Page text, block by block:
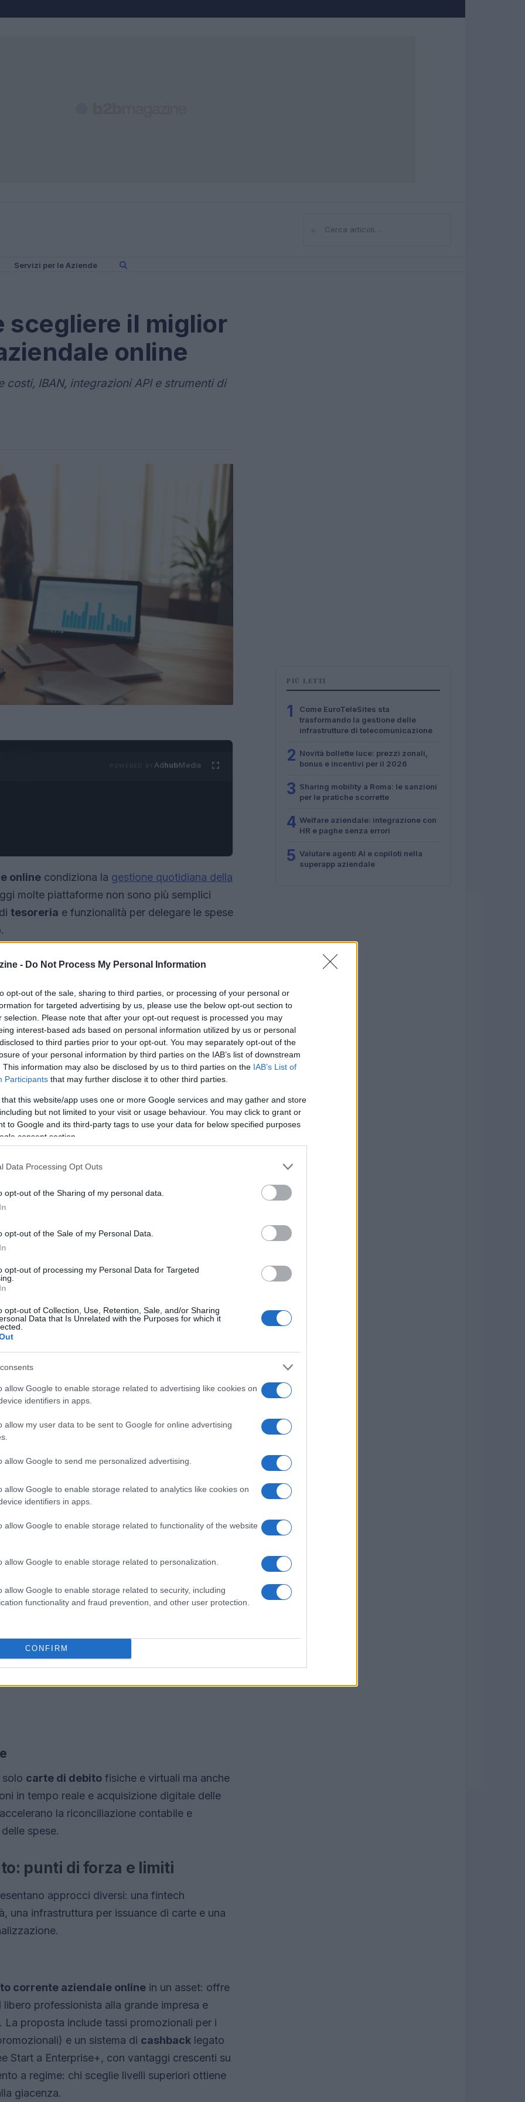
- Do Not Process My Personal Information
opt-out of the sale, sharing to third parties, or processing of your personal or
for targeted advertising by us, please use the below opt-out section to
selection. Please note that after your opt-out request is processed you may
interest-based ads based on personal information utilized by us or personal
to third parties prior to your opt-out. You may separately opt-out of the
of your personal information by third parties on the IAB’s list of downstream
This information may also be disclosed by us to third parties on the IAB’s List of
Participants that may further disclose it to other third parties.
that this website/app uses one or more Google services and may gather and store
but not limited to your visit or usage behaviour. You may click to grant or
to Google and its third-party tags to use your data for below specified purposes
consent section.
Data Processing Opt Outs
opt-out of the Sharing of my personal data.
opt-out of the Sale of my Personal Data.
opt-out of processing my Personal Data for Targeted
opt-out of Collection, Use, Retention, Sale, and/or Sharing
Data that Is Unrelated with the Purposes for which it
allow Google to enable storage related to advertising like cookies on
identifiers in apps.
allow my user data to be sent to Google for online advertising
allow Google to send me personalized advertising.
allow Google to enable storage related to analytics like cookies on
identifiers in apps.
allow Google to enable storage related to functionality of the website
allow Google to enable storage related to personalization.
allow Google to enable storage related to security, including
functionality and fraud prevention, and other user protection.
CONFIRM
⌕Cerca
Servizi per le Aziende
scegliere il miglior
online
IBAN, integrazioni API e strumenti di
AdhubMedia
online condiziona la gestione quotidiana della
molte piattaforme non sono più semplici
tesoreria e funzionalità per delegare le spese
le offerte, mette a confronto tre
operativa. In tutte le sezioni troverai il focus
conto aziendale online
, la rapidità dei bonificiSEPAe la capacità di
che dialoga nativamente con i
e riduce gli errori nel monitoraggio delcash
o estero: l’IBAN nazionale semplifica
un
che, sebbene la normativa SEPA
pratica alcune amministrazioni o fornitori
carte di debito fisiche e virtuali ma anche
in tempo reale e acquisizione digitale delle
la riconciliazione contabile e
spese.
punti di forza e limiti
approcci diversi: una fintech
una infrastruttura per issuance di carte e una
corrente aziendale online in un asset: offre
professionista alla grande impresa e
proposta include tassi promozionali per i
e un sistema di cashback legato
Start a Enterprise+, con vantaggi crescenti su
a regime: chi sceglie livelli superiori ottiene
giacenza.
PIÙ LETTI
1
Come EuroTeleSites sta
trasformando la gestione delle
infrastrutture di telecomunicazione
2 Novità bollette luce: prezzi zonali,
bonus e incentivi per il 2026
3 Sharing mobility a Roma: le sanzioni
per le pratiche scorrette
4 Welfare aziendale: integrazione con
HR e paghe senza errori
5 Valutare agenti AI e copiloti nella
superapp aziendale